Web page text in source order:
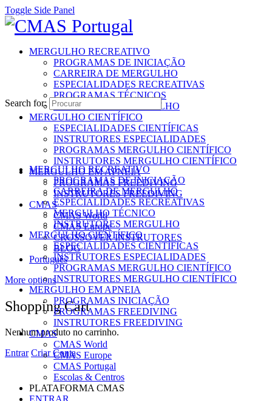
Toggle Side Panel
MERGULHO RECREATIVO
PROGRAMAS DE INICIAÇÃO
CARREIRA DE MERGULHO
ESPECIALIDADES RECREATIVAS
PROGRAMAS TÉCNICOS
INSTRUTORES MERGULHO
MERGULHO CIENTÍFICO
ESPECIALIDADES CIENTÍFICAS
INSTRUTORES ESPECIALIDADES
PROGRAMAS MERGULHO CIENTÍFICO
INSTRUTORES MERGULHO CIENTÍFICO
MERGULHO EM APNEIA
PROGRAMAS FREEDIVING
INSTRUTORES FREEDIVING
CMAS
CMAS World
CMAS Europe
CROSSOVER INSTRUTORES
BLOG
Português
More options
Shopping Cart
Nenhum produto no carrinho.
Entrar Criar Conta
Search for:
MERGULHO RECREATIVO
PROGRAMAS DE INICIAÇÃO
CARREIRA DE MERGULHO
ESPECIALIDADES RECREATIVAS
MERGULHO TÉCNICO
INSTRUTORES MERGULHO
MERGULHO CIENTÍFICO
ESPECIALIDADES CIENTÍFICAS
INSTRUTORES ESPECIALIDADES
PROGRAMAS MERGULHO CIENTÍFICO
INSTRUTORES MERGULHO CIENTÍFICO
MERGULHO EM APNEIA
PROGRAMAS INICIAÇÃO
PROGRAMAS FREEDIVING
INSTRUTORES FREEDIVING
CMAS
CMAS World
CMAS Europe
CMAS Portugal
Escolas & Centros
PLATAFORMA CMAS
ENTRAR